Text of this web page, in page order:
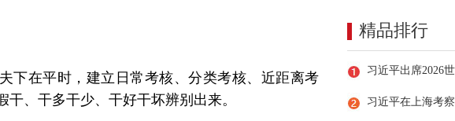
下在平时，建立日常考核、分类考核、近距离考
、干多干少、干好干坏辨别出来。
精品排行
习近平在上海考察